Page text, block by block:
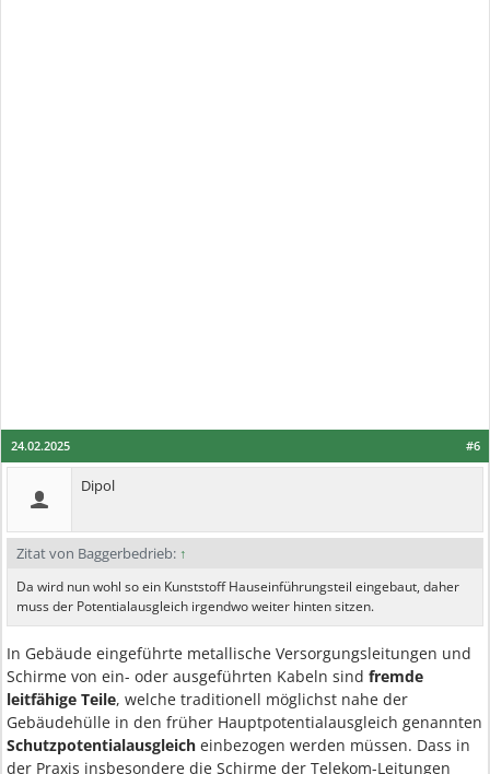
#6
24.02.2025
Dipol
Zitat von Baggerbedrieb: ↑
Da wird nun wohl so ein Kunststoff Hauseinführungsteil eingebaut, daher
muss der Potentialausgleich irgendwo weiter hinten sitzen.
In Gebäude eingeführte metallische Versorgungsleitungen und
Schirme von ein- oder ausgeführten Kabeln sind fremde
leitfähige Teile, welche traditionell möglichst nahe der
Gebäudehülle in den früher Hauptpotentialausgleich genannten
Schutzpotentialausgleich einbezogen werden müssen. Dass in
der Praxis insbesondere die Schirme der Telekom-Leitungen